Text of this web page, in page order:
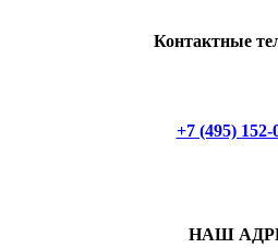
Контактные
+7 (495) 152-
НАШ